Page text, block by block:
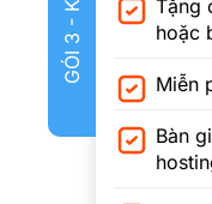
Tặng
hoặc
Miễn
Bàn